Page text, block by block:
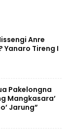
Anre
Yanaro Tireng I
Pakelongna
Mangkasara’
Jarung”